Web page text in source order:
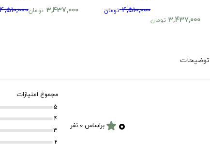
3,437,000 تومان
4,510,000 تومان 3,437,000 تومان4,510,000
توضیحات
۰ starبراساس 0 نفر
مجموع امتیازات
5
4
3
2